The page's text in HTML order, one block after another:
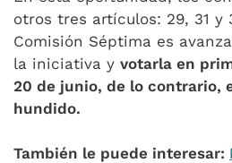
otros tres artículos: 29, 31 y
Comisión Séptima es
la iniciativa y votarla en
20 de junio, de lo contrario,
hundido.
También le puede interesar: